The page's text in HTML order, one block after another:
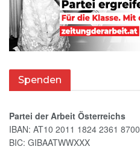
Spenden
Partei der Arbeit Österreichs
IBAN: AT10 2011 1824 2361 8700
BIC: GIBAATWWXXX